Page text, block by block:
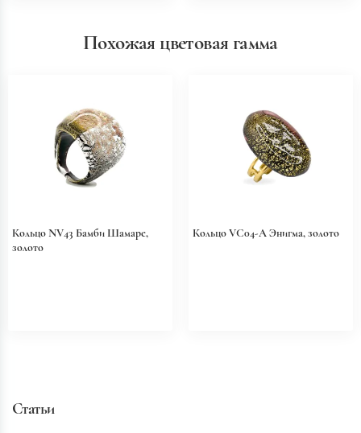
Похожая цветовая гамма
Кольцо NV43 Бамби Шамаре,
золото
Кольцо VC04-A Энигма, золото
Статьи